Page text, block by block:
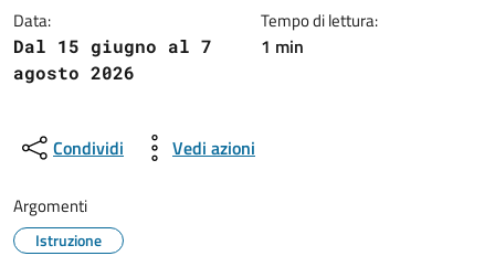
Data:
Dal 15 giugno al 7
agosto 2026
Tempo di lettura:
1 min
Condividi Vedi azioni
Argomenti
Istruzione